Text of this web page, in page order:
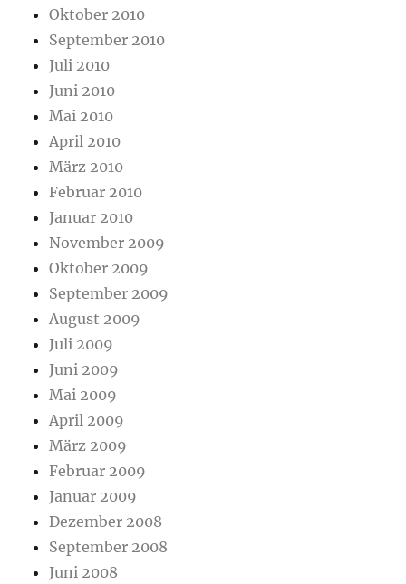
Oktober 2010
September 2010
Juli 2010
Juni 2010
Mai 2010
April 2010
März 2010
Februar 2010
Januar 2010
November 2009
Oktober 2009
September 2009
August 2009
Juli 2009
Juni 2009
Mai 2009
April 2009
März 2009
Februar 2009
Januar 2009
Dezember 2008
September 2008
Juni 2008